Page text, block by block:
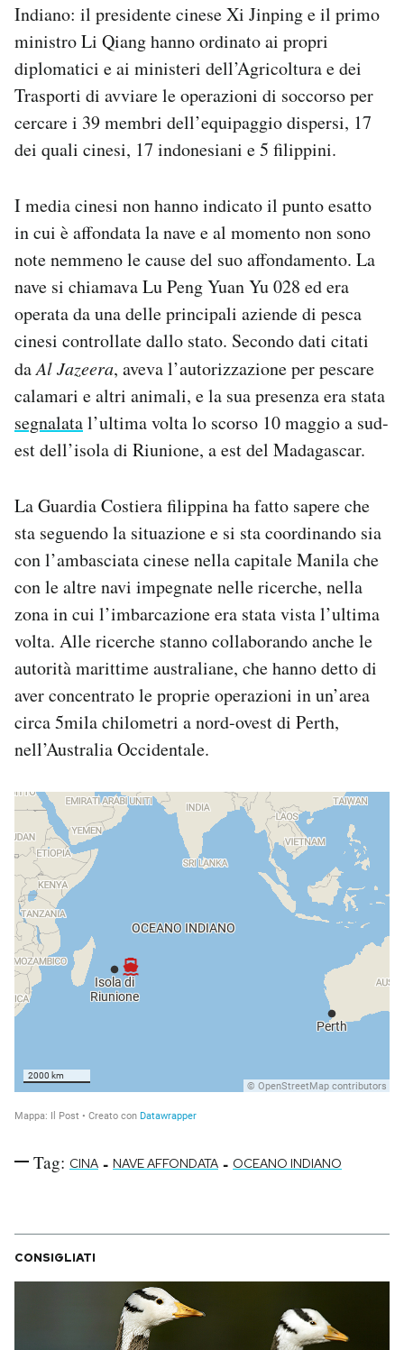
CALENDARIO
AREA PERSONALE
Area Personale
Newsletter
Regala il Post
Esci
Indiano: il presidente cinese Xi Jinping e il primo
ministro Li Qiang hanno ordinato ai propri
diplomatici e ai ministeri dell’Agricoltura e dei
Trasporti di avviare le operazioni di soccorso per
cercare i 39 membri dell’equipaggio dispersi, 17
dei quali cinesi, 17 indonesiani e 5 filippini.
I media cinesi non hanno indicato il punto esatto
in cui è affondata la nave e al momento non sono
note nemmeno le cause del suo affondamento. La
nave si chiamava Lu Peng Yuan Yu 028 ed era
operata da una delle principali aziende di pesca
cinesi controllate dallo stato. Secondo dati citati
daAl Jazeera, aveva l’autorizzazione per pescare
calamari e altri animali, e la sua presenza era stata
segnalatal’ultima volta lo scorso 10 maggio a sud-
est dell’isola di Riunione, a est del Madagascar.
La Guardia Costiera filippina ha fatto sapere che
sta seguendo la situazione e si sta coordinando sia
con l’ambasciata cinese nella capitale Manila che
con le altre navi impegnate nelle ricerche, nella
zona in cui l’imbarcazione era stata vista l’ultima
volta. Alle ricerche stanno collaborando anche le
autorità marittime australiane, che hanno detto di
aver concentrato le proprie operazioni in un’area
circa 5mila chilometri a nord-ovest di Perth,
nell’Australia Occidentale.
Tag: CINA - NAVE AFFONDATA - OCEANO INDIANO
CONSIGLIATI